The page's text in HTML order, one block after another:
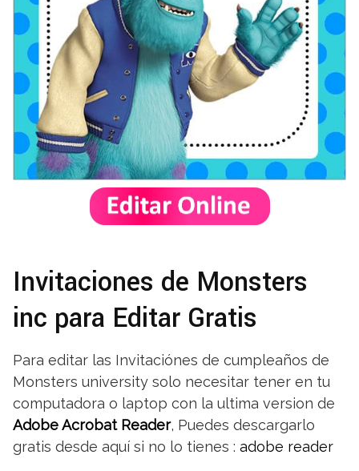
Invitaciones de Monsters
inc para Editar Gratis
Para editar las Invitaciónes de cumpleaños de
Monsters university solo necesitar tener en tu
computadora o laptop con la ultima version de
Adobe Acrobat Reader, Puedes descargarlo
gratis desde aquí si no lo tienes : adobe reader